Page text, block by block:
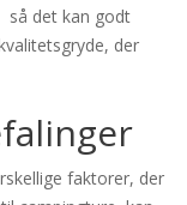
så det kan godt
der
faktorer, der